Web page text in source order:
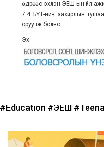
өдрөөс эхлэн ЭЕШ-ын үйл
7.4 БҮТ-ийн захирлын
оруулж болно.
Эх
#Education #ЭЕШ